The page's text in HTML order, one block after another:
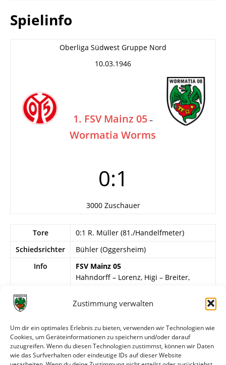
Zustimmung verwalten
Um dir ein optimales Erlebnis zu bieten, verwenden wir Technologien wie
Cookies, um Geräteinformationen zu speichern und/oder darauf
zuzugreifen. Wenn du diesen Technologien zustimmst, können wir Daten
wie das Surfverhalten oder eindeutige IDs auf dieser Website
Spielinfo
Oberliga Südwest Gruppe Nord
10.03.1946
1. FSV Mainz 05 –
Wormatia Worms
0:1
3000 Zuschauer
Tore
0:1 R. Müller (81./Handelfmeter)
Schiedsrichter
Bühler (Oggersheim)
Info
FSV Mainz 05
Hahndorff – Lorenz, Higi – Breiter,
Barbara, Ims, Drommershausen.
G. Ebert – R. Müller, Haußmann – G.
Pohle, ?, L. Sattler – Pauly, ?, ?, Fath, E.
Vogt